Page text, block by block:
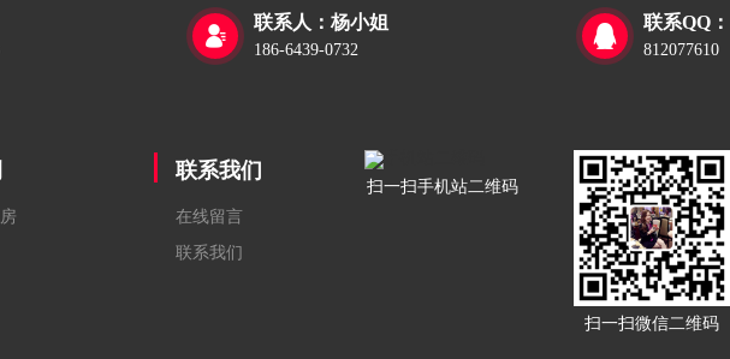

联系人：杨小姐
186-6439-0732

联系QQ：
812077610
联系我们
在线留言
联系我们
扫一扫手机站二维码
扫一扫微信二维码